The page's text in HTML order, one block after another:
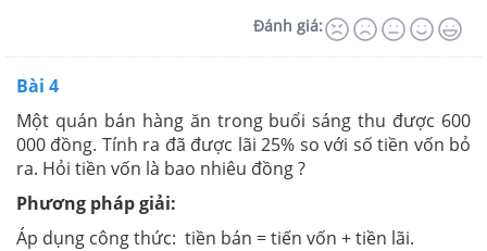
Đánh giá:
Bài 4
Một quán bán hàng ăn trong buổi sáng thu được 600
000 đồng. Tính ra đã được lãi 25% so với số tiền vốn bỏ
ra. Hỏi tiền vốn là bao nhiêu đồng ?
Phương pháp giải:
Áp dụng công thức: tiền bán = tiến vốn + tiền lãi.